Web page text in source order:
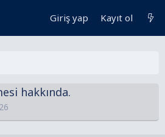
Giriş yap Kayıt ol
hakkında.